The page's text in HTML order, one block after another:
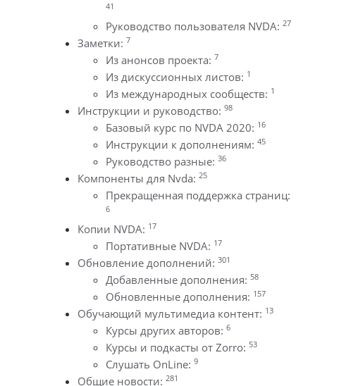
41
Руководство пользователя NVDA: 27
Заметки: 7
Из анонсов проекта: 7
Из дискуссионных листов: 1
Из международных сообществ: 1
Инструкции и руководство: 98
Базовый курс по NVDA 2020: 16
Инструкции к дополнениям: 45
Руководство разные: 36
Компоненты для Nvda: 25
Прекращенная поддержка страниц:
6
Копии NVDA: 17
Портативные NVDA: 17
Обновление дополнений: 301
Добавленные дополнения: 58
Обновленные дополнения: 157
Обучающий мультимедиа контент: 13
Курсы других авторов: 6
Курсы и подкасты от Zorro: 53
Слушать OnLine: 9
Общие новости: 281